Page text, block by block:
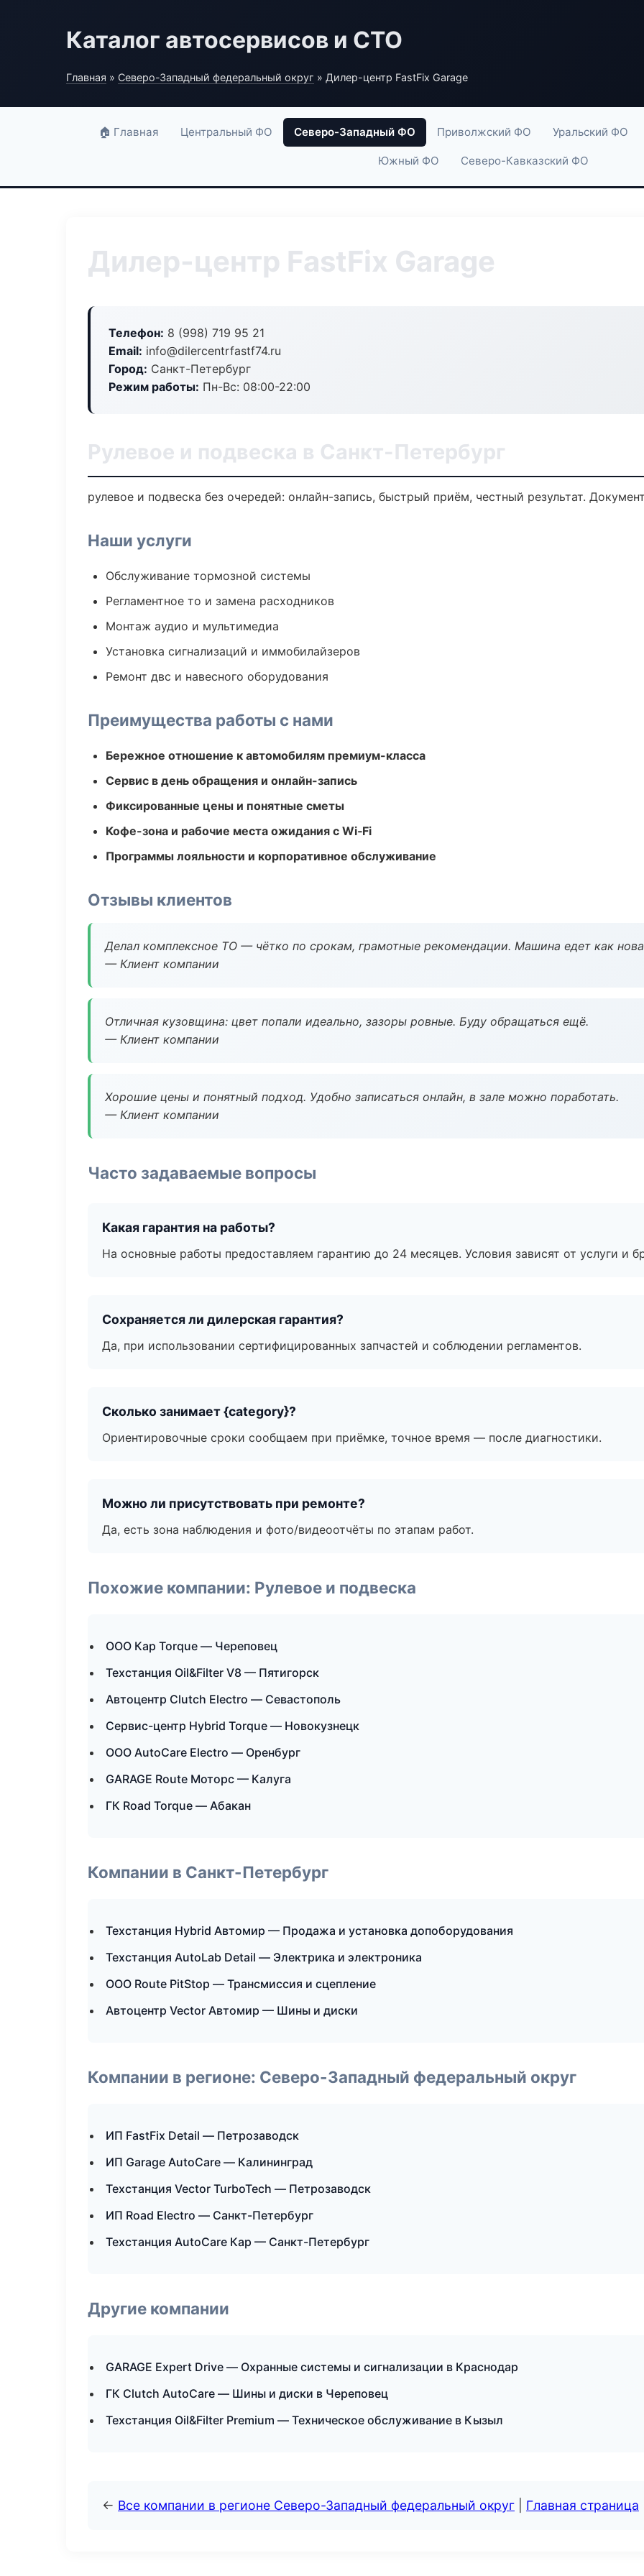
Каталог автосервисов и СТО
Главная » Северо-Западный федеральный округ » Дилер-центр FastFix Garage
🏠 Главная Центральный ФО Северо-Западный ФО Приволжский ФО Уральский ФО
Южный ФО Северо-Кавказский ФО
Дилер-центр FastFix Garage
Телефон: 8 (998) 719 95 21
Email: info@dilercentrfastf74.ru
Город: Санкт-Петербург
Режим работы: Пн-Вс: 08:00-22:00
Рулевое и подвеска в Санкт-Петербург
рулевое и подвеска без очередей: онлайн-запись, быстрый приём, честный результат.
Наши услуги
Обслуживание тормозной системы
Регламентное то и замена расходников
Монтаж аудио и мультимедиа
Установка сигнализаций и иммобилайзеров
Ремонт двс и навесного оборудования
Преимущества работы с нами
Бережное отношение к автомобилям премиум-класса
Сервис в день обращения и онлайн-запись
Фиксированные цены и понятные сметы
Кофе-зона и рабочие места ожидания с Wi‑Fi
Программы лояльности и корпоративное обслуживание
Отзывы клиентов
Делал комплексное ТО — чётко по срокам, грамотные рекомендации. Машина едет как
— Клиент компании
Отличная кузовщина: цвет попали идеально, зазоры ровные. Буду обращаться ещё.
— Клиент компании
Хорошие цены и понятный подход. Удобно записаться онлайн, в зале можно поработать.
— Клиент компании
Часто задаваемые вопросы
Какая гарантия на работы?
На основные работы предоставляем гарантию до 24 месяцев. Условия зависят от услуги и
Сохраняется ли дилерская гарантия?
Да, при использовании сертифицированных запчастей и соблюдении регламентов.
Сколько занимает {category}?
Ориентировочные сроки сообщаем при приёмке, точное время — после диагностики.
Можно ли присутствовать при ремонте?
Да, есть зона наблюдения и фото/видеоотчёты по этапам работ.
Похожие компании: Рулевое и подвеска
ООО Кар Torque — Череповец
Техстанция Oil&Filter V8 — Пятигорск
Автоцентр Clutch Electro — Севастополь
Сервис-центр Hybrid Torque — Новокузнецк
ООО AutoCare Electro — Оренбург
GARAGE Route Моторс — Калуга
ГК Road Torque — Абакан
Компании в Санкт-Петербург
Техстанция Hybrid Автомир — Продажа и установка допоборудования
Техстанция AutoLab Detail — Электрика и электроника
ООО Route PitStop — Трансмиссия и сцепление
Автоцентр Vector Автомир — Шины и диски
Компании в регионе: Северо-Западный федеральный округ
ИП FastFix Detail — Петрозаводск
ИП Garage AutoCare — Калининград
Техстанция Vector TurboTech — Петрозаводск
ИП Road Electro — Санкт-Петербург
Техстанция AutoCare Кар — Санкт-Петербург
Другие компании
GARAGE Expert Drive — Охранные системы и сигнализации в Краснодар
ГК Clutch AutoCare — Шины и диски в Череповец
Техстанция Oil&Filter Premium — Техническое обслуживание в Кызыл
← Все компании в регионе Северо-Западный федеральный округ Главная страница